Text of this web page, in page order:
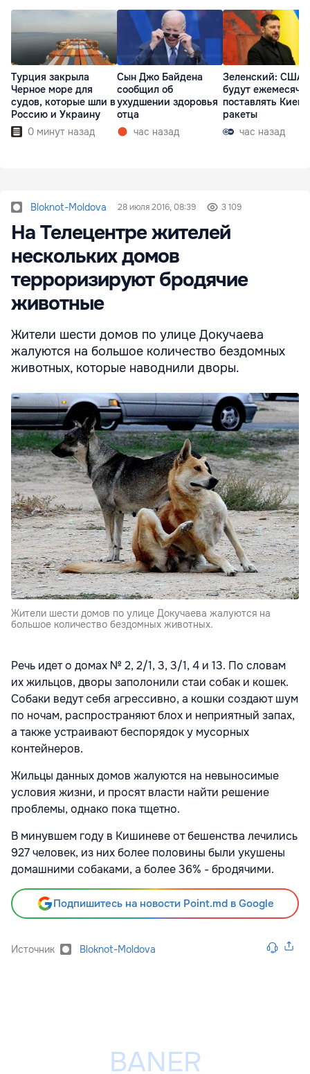
Турция закрыла
Черное море для
судов, которые шли в
Россию и Украину
0 минут назад
Сын Джо Байдена
сообщил об
ухудшении здоровья
отца
час назад
Зеленский: США
будут
поставлять Киеву
ракеты
час назад
Bloknot-Moldova 28 июля 2016, 08:39 3 109
На Телецентре жителей
нескольких домов
терроризируют бродячие
животные
Жители шести домов по улице Докучаева
жалуются на большое количество бездомных
животных, которые наводнили дворы.
Жители шести домов по улице Докучаева жалуются на
большое количество бездомных животных.
Речь идет о домах № 2, 2/1, 3, 3/1, 4 и 13. По словам
их жильцов, дворы заполонили стаи собак и кошек.
Собаки ведут себя агрессивно, а кошки создают шум
по ночам, распространяют блох и неприятный запах,
а также устраивают беспорядок у мусорных
контейнеров.
Жильцы данных домов жалуются на невыносимые
условия жизни, и просят власти найти решение
проблемы, однако пока тщетно.
В минувшем году в Кишиневе от бешенства лечились
927 человек, из них более половины были укушены
домашними собаками, а более 36% - бродячими.
Подпишитесь на новости Point.md в Google
Источник Bloknot-Moldova